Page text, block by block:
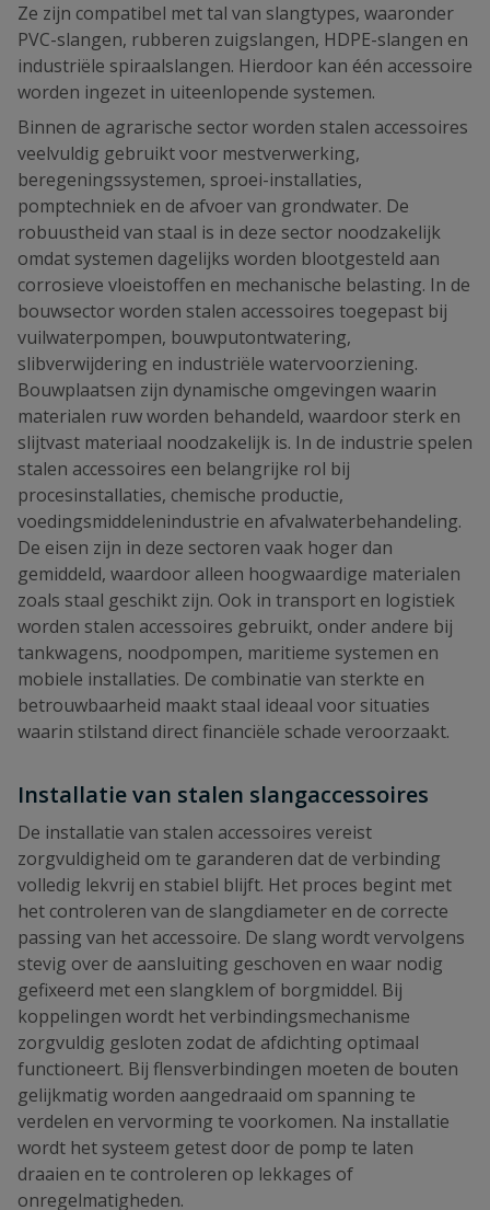
Ze zijn compatibel met tal van slangtypes, waaronder
PVC-slangen, rubberen zuigslangen, HDPE-slangen en
industriële spiraalslangen. Hierdoor kan één accessoire
worden ingezet in uiteenlopende systemen.
Binnen de agrarische sector worden stalen accessoires
veelvuldig gebruikt voor mestverwerking,
beregeningssystemen, sproei-installaties,
pomptechniek en de afvoer van grondwater. De
robuustheid van staal is in deze sector noodzakelijk
omdat systemen dagelijks worden blootgesteld aan
corrosieve vloeistoffen en mechanische belasting. In de
bouwsector worden stalen accessoires toegepast bij
vuilwaterpompen, bouwputontwatering,
slibverwijdering en industriële watervoorziening.
Bouwplaatsen zijn dynamische omgevingen waarin
materialen ruw worden behandeld, waardoor sterk en
slijtvast materiaal noodzakelijk is. In de industrie spelen
stalen accessoires een belangrijke rol bij
procesinstallaties, chemische productie,
voedingsmiddelenindustrie en afvalwaterbehandeling.
De eisen zijn in deze sectoren vaak hoger dan
gemiddeld, waardoor alleen hoogwaardige materialen
zoals staal geschikt zijn. Ook in transport en logistiek
worden stalen accessoires gebruikt, onder andere bij
tankwagens, noodpompen, maritieme systemen en
mobiele installaties. De combinatie van sterkte en
betrouwbaarheid maakt staal ideaal voor situaties
waarin stilstand direct financiële schade veroorzaakt.
Installatie van stalen slangaccessoires
De installatie van stalen accessoires vereist
zorgvuldigheid om te garanderen dat de verbinding
volledig lekvrij en stabiel blijft. Het proces begint met
het controleren van de slangdiameter en de correcte
passing van het accessoire. De slang wordt vervolgens
stevig over de aansluiting geschoven en waar nodig
gefixeerd met een slangklem of borgmiddel. Bij
koppelingen wordt het verbindingsmechanisme
zorgvuldig gesloten zodat de afdichting optimaal
functioneert. Bij flensverbindingen moeten de bouten
gelijkmatig worden aangedraaid om spanning te
verdelen en vervorming te voorkomen. Na installatie
wordt het systeem getest door de pomp te laten
draaien en te controleren op lekkages of
onregelmatigheden.